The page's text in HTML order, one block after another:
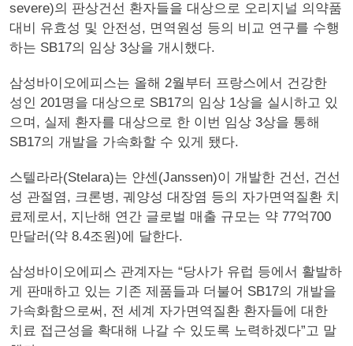
severe)의 판상건선 환자들을 대상으로 오리지널 의약품
대비 유효성 및 안전성, 면역원성 등의 비교 연구를 수행
하는 SB17의 임상 3상을 개시했다.
삼성바이오에피스는 올해 2월부터 프랑스에서 건강한
성인 201명을 대상으로 SB17의 임상 1상을 실시하고 있
으며, 실제 환자를 대상으로 한 이번 임상 3상을 통해
SB17의 개발을 가속화할 수 있게 됐다.
스텔라라(Stelara)는 얀센(Janssen)이 개발한 건선, 건선
성 관절염, 크론병, 궤양성 대장염 등의 자가면역질환 치
료제로서, 지난해 연간 글로벌 매출 규모는 약 77억700
만달러(약 8.4조원)에 달한다.
삼성바이오에피스 관계자는 “당사가 유럽 등에서 활발하
게 판매하고 있는 기존 제품들과 더불어 SB17의 개발을
가속화함으로써, 전 세계 자가면역질환 환자들에 대한
치료 접근성을 확대해 나갈 수 있도록 노력하겠다”고 말